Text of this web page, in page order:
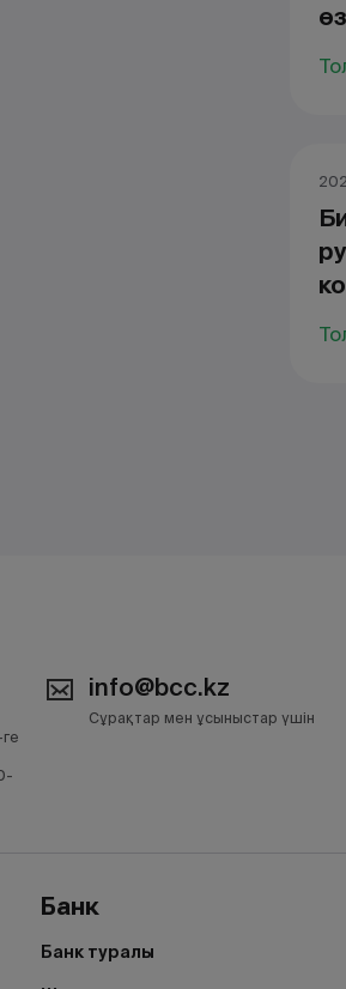
info@bcc.kz
Сұрақтар мен ұсыныстар үшін
Банк
Банк туралы